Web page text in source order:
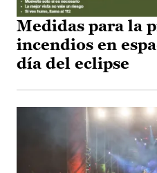
Medidas para la
incendios en
día del eclipse